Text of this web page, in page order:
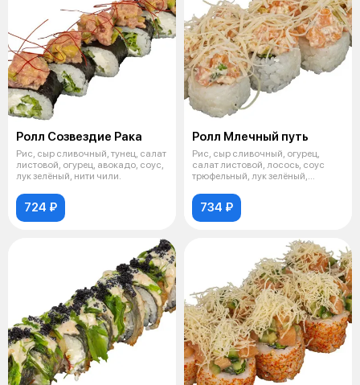
Ролл Созвездие Рака
Рис, сыр сливочный, тунец, салат
листовой, огурец, авокадо, соус,
лук зелёный, нити чили.
724 ₽
Ролл Млечный путь
Рис, сыр сливочный, огурец,
салат листовой, лосось, соус
трюфельный, лук зелёный,
734 ₽